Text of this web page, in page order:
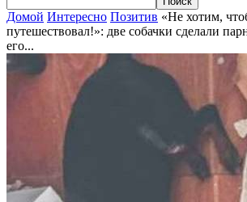
Домой Интересно Позитив «Не хотим,
путешествовал!»: две собачки сделали
его...